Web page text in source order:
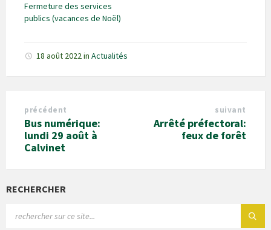
Fermeture des services
publics (vacances de Noël)
18 août 2022in Actualités
précédent
Bus numérique:
lundi 29 août à
Calvinet
suivant
Arrêté préfectoral:
feux de forêt
RECHERCHER